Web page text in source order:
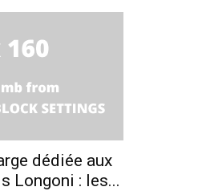
dédiée aux
Longoni : les...